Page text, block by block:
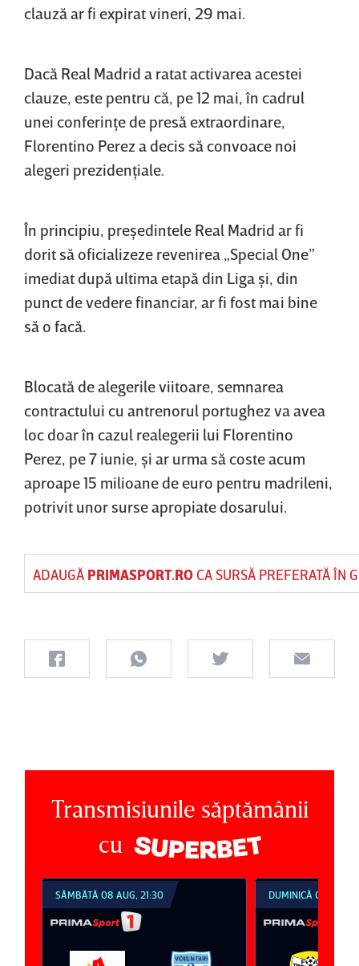
clauză ar fi expirat vineri, 29 mai.
Dacă Real Madrid a ratat activarea acestei
clauze, este pentru că, pe 12 mai, în cadrul
unei conferinţe de presă extraordinare,
Florentino Perez a decis să convoace noi
alegeri prezidenţiale.
În principiu, preşedintele Real Madrid ar fi
dorit să oficializeze revenirea „Special One”
imediat după ultima etapă din Liga şi, din
punct de vedere financiar, ar fi fost mai bine
să o facă.
Blocată de alegerile viitoare, semnarea
contractului cu antrenorul portughez va avea
loc doar în cazul realegerii lui Florentino
Perez, pe 7 iunie, şi ar urma să coste acum
aproape 15 milioane de euro pentru madrileni,
potrivit unor surse apropiate dosarului.
ADAUGĂ PRIMASPORT.ROCA SURSĂ PREFERATĂ ÎN
Transmisiunile săptămânii
cu
SÂMBĂTĂ 08 AUG, 21:30 DUMINICĂ 09 AUG,